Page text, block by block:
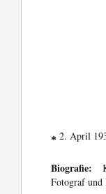
* 2. April
Biografie:
Fotograf und